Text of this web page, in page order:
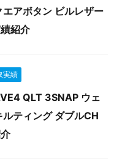
アボタン ビルレザー
紹介
実績
QLT 3SNAP ウェ
ティング ダブルCH